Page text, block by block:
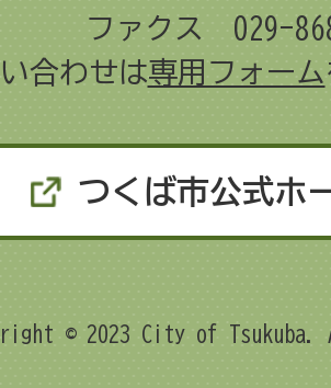
ファクス 029-
合わせは専用フォーム
つくば市公式ホ
© 2023 City of